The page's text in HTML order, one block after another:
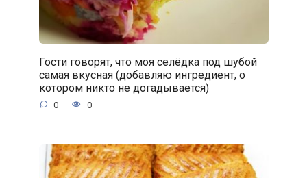
Гости говорят, что моя селёдка под шубой
самая вкусная (добавляю ингредиент, о
котором никто не догадывается)
0 0